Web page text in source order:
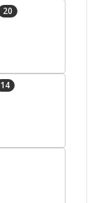
20
14